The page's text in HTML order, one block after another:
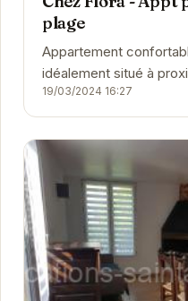
plage
Appartement
idéalement situé à
commerces. Parfait
entre...
19/03/2024 16:27